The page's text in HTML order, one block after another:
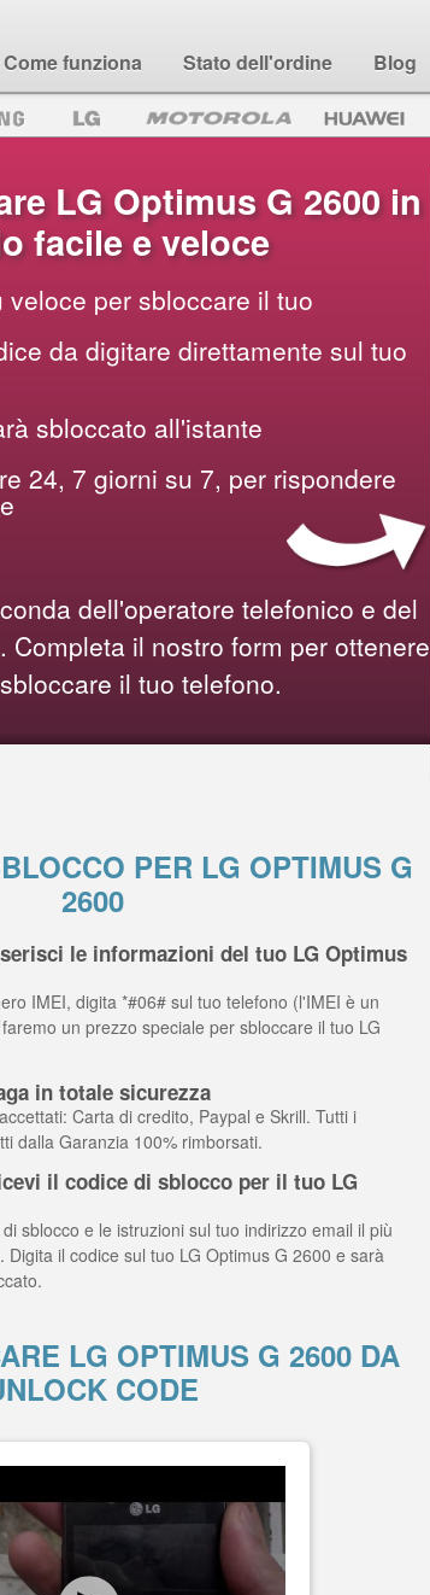
Come funziona Stato dell'ordine Blog
LG Optimus G 2600 in
facile e veloce
veloce per sbloccare il tuo
da digitare direttamente sul tuo
sbloccato all'istante
24, 7 giorni su 7, per rispondere
dell'operatore telefonico e del
Completa il nostro form per ottenere
il tuo telefono.
PER LG OPTIMUS G
2600
le informazioni del tuo LG Optimus
IMEI, digita *#06# sul tuo telefono (l'IMEI è un
un prezzo speciale per sbloccare il tuo LG
in totale sicurezza
Carta di credito, Paypal e Skrill. Tutti i
dalla Garanzia 100% rimborsati.
il codice di sblocco per il tuo LG
sblocco e le istruzioni sul tuo indirizzo email il più
Digita il codice sul tuo LG Optimus G 2600 e sarà
LG OPTIMUS G 2600 DA
CODE